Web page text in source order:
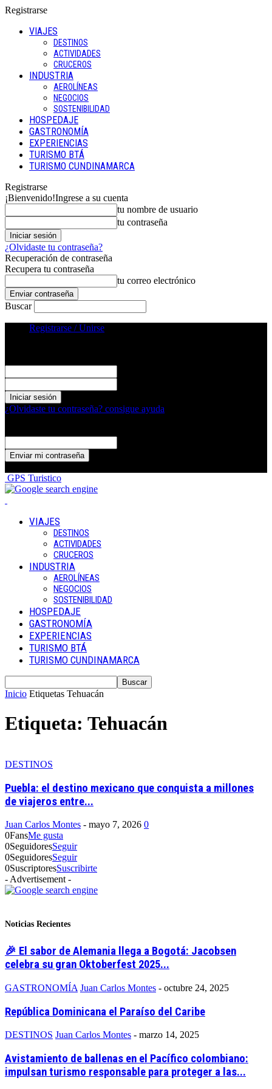
Registrarse
VIAJES
DESTINOS
ACTIVIDADES
CRUCEROS
INDUSTRIA
AEROLÍNEAS
NEGOCIOS
SOSTENIBILIDAD
HOSPEDAJE
GASTRONOMÍA
EXPERIENCIAS
TURISMO BTÁ
TURISMO CUNDINAMARCA
Registrarse
¡Bienvenido!Ingrese a su cuenta
tu nombre de usuario
tu contraseña
¿Olvidaste tu contraseña?
Recuperación de contraseña
Recupera tu contraseña
tu correo electrónico
Buscar
Registrarse / Unirse
¿Olvidaste tu contraseña? consigue ayuda
GPS Turistico
VIAJES
DESTINOS
ACTIVIDADES
CRUCEROS
INDUSTRIA
AEROLÍNEAS
NEGOCIOS
SOSTENIBILIDAD
HOSPEDAJE
GASTRONOMÍA
EXPERIENCIAS
TURISMO BTÁ
TURISMO CUNDINAMARCA
Inicio Etiquetas Tehuacán
Etiqueta: Tehuacán
DESTINOS
Puebla: el destino mexicano que conquista a millones
de viajeros entre...
Juan Carlos Montes - mayo 7, 2026 0
0FansMe gusta
0SeguidoresSeguir
0SeguidoresSeguir
0SuscriptoresSuscribirte
- Advertisement -
Noticias Recientes
🎉 El sabor de Alemania llega a Bogotá: Jacobsen
celebra su gran Oktoberfest 2025...
GASTRONOMÍA Juan Carlos Montes - octubre 24, 2025
República Dominicana el Paraíso del Caribe
DESTINOS Juan Carlos Montes - marzo 14, 2025
Avistamiento de ballenas en el Pacífico colombiano:
impulsan turismo responsable para proteger a las...